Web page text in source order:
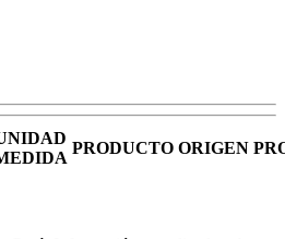
PRODUCTO ORIGEN